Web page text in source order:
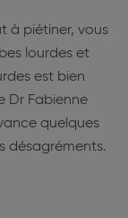
à piétiner, vous
lourdes et
est bien
Dr Fabienne
quelques
désagréments.